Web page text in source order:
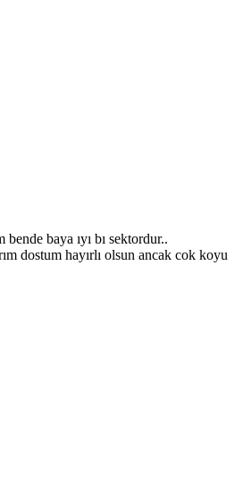
baya ıyı bı sektordur..
dostum hayırlı olsun ancak cok koyu